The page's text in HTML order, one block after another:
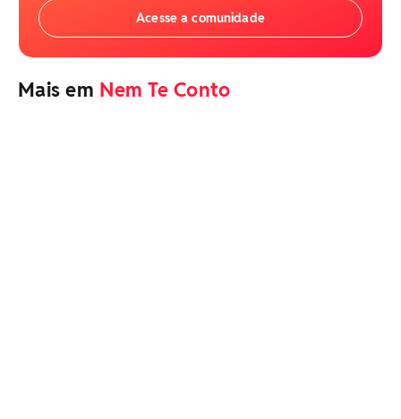
Acesse a comunidade
Mais em Nem Te Conto